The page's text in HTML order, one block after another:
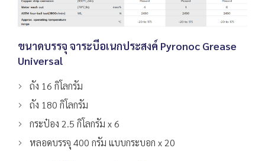
ขนาดบรรจุ จาระบีอเนกประสงค์ Pyronoc Grease
Universal
ถัง 16 กิโลกรัม
ถัง 180 กิโลกรัม
กระป๋อง 2.5 กิโลกรัม x 6
หลอดบรรจุ 400 กรัม แบบกระบอก x 20